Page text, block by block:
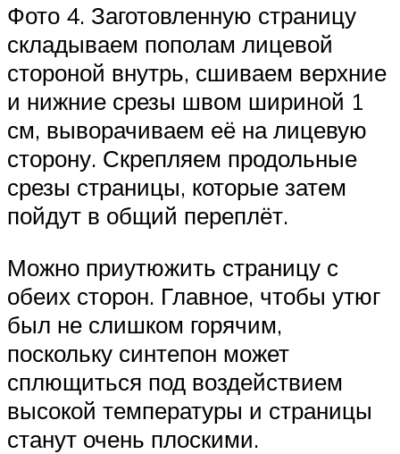
Фото 4. Заготовленную страницу
складываем пополам лицевой
стороной внутрь, сшиваем верхние
и нижние срезы швом шириной 1
см, выворачиваем её на лицевую
сторону. Скрепляем продольные
срезы страницы, которые затем
пойдут в общий переплёт.
Можно приутюжить страницу с
обеих сторон. Главное, чтобы утюг
был не слишком горячим,
поскольку синтепон может
сплющиться под воздействием
высокой температуры и страницы
станут очень плоскими.